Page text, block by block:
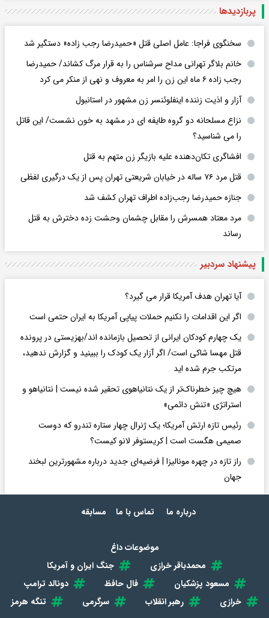
پربازدید‌ها
سخنگوی فراجا: عامل اصلی قتل «حمیدرضا رجب زاده» دستگیر شد
خانم بلاگر تهرانی مداح سرشناس را به قرار مرگ کشاند/ حمیدرضا
رجب زاده ۶ ماه این زن را امر به معروف و نهی از منکر می کرد
آزار و اذیت زننده اینفلوئنسر زن مشهور در استانبول
نزاع مسلحانه دو گروه طایفه ای در مشهد به خون نشست/ این قاتل
را می شناسید؟
افشاگری‌ تکان‌دهنده علیه بازیگر زن متهم به قتل
قتل مرد ۷۶ ساله در خیابان شریعتی تهران پس از یک درگیری لفظی
جنازه حمیدرضا رجب‌زاده اطراف تهران کشف شد
مرد معتاد همسرش را مقابل چشمان وحشت زده دخترش به قتل
رساند
پیشنهاد سردبیر
آیا تهران هدف آمریکا قرار می گیرد؟
اگر این اقدامات را نکنیم حملات پیاپی آمریکا به ایران حتمی است
یک چهارم کودکان ایرانی از تحصیل بازمانده اند/بهزیستی در پرونده
قتل مهسا شاکی است/ اگر آزار یک کودک را ببینید و گزارش ندهید،
مرتکب جرم شده اید
هیچ چیز خطرناک‌تر از یک نتانیاهوی تحقیر شده نیست | نتانیاهو و
استراتژی «تنش دائمی»
رئیس تازه ارتش آمریکا؛ یک ژنرال چهار ستاره تندرو که دوست
صمیمی هگست است | کریستوفر لانو کیست؟
راز تازه در چهره مونالیزا | فرضیه‌ای جدید درباره مشهورترین لبخند
جهان
درباره ما تماس با ما مسابقه
موضوعات داغ
محمدباقر خرازی
جنگ ایران و آمریکا
مسعود پزشکیان
فال حافظ
دونالد ترامپ
خرازی
رهبر انقلاب سرگرمی تنگه هرمز